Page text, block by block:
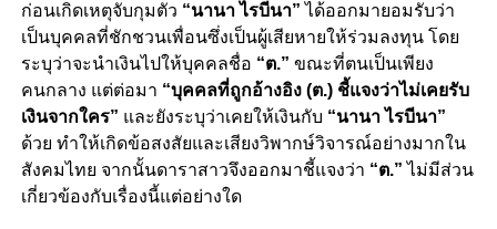
ก่อนเกิดเหตุจับกุมตัว “นานา ไรบีนา” ได้ออกมายอมรับว่า
เป็นบุคคลที่ชักชวนเพื่อนซึ่งเป็นผู้เสียหายให้ร่วมลงทุน โดย
ระบุว่าจะนำเงินไปให้บุคคลชื่อ “ต.” ขณะที่ตนเป็นเพียง
คนกลาง แต่ต่อมา “บุคคลที่ถูกอ้างอิง (ต.) ชี้แจงว่าไม่เคยรับ
เงินจากใคร” และยังระบุว่าเคยให้เงินกับ “นานา ไรบีนา”
ด้วย ทำให้เกิดข้อสงสัยและเสียงวิพากษ์วิจารณ์อย่างมากใน
สังคมไทย จากนั้นดาราสาวจึงออกมาชี้แจงว่า “ต.” ไม่มีส่วน
เกี่ยวข้องกับเรื่องนี้แต่อย่างใด